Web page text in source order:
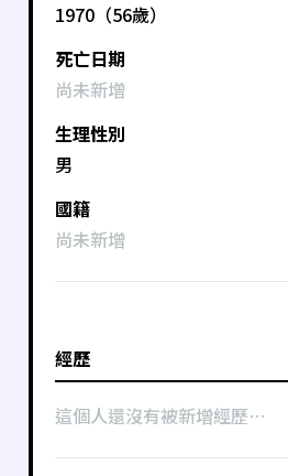
1970（56歲）
死亡日期
尚未新增
生理性別
男
國籍
尚未新增
經歷
這個人還沒有被新增經歷⋯